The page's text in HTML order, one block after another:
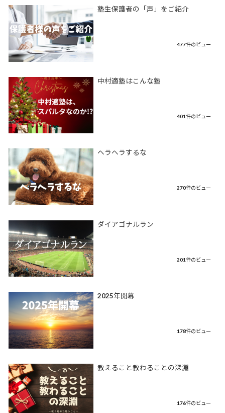
塾生保護者の「声」をご紹介
477件のビュー
中村適塾はこんな塾
401件のビュー
ヘラヘラするな
270件のビュー
ダイアゴナルラン
201件のビュー
2025年開幕
178件のビュー
教えること教わることの深淵
176件のビュー